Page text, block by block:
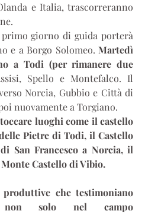
e Italia, trascorreranno
giorno di guida porterà
e a Borgo Solomeo. Martedì
a Todi (per rimanere due
Spello e Montefalco. Il
Norcia, Gubbio e Città di
nuovamente a Torgiano.
toccare luoghi come il castello
Pietre di Todi, il Castello
San Francesco a Norcia, il
Castello di Vibio.
che testimoniano
non solo nel campo